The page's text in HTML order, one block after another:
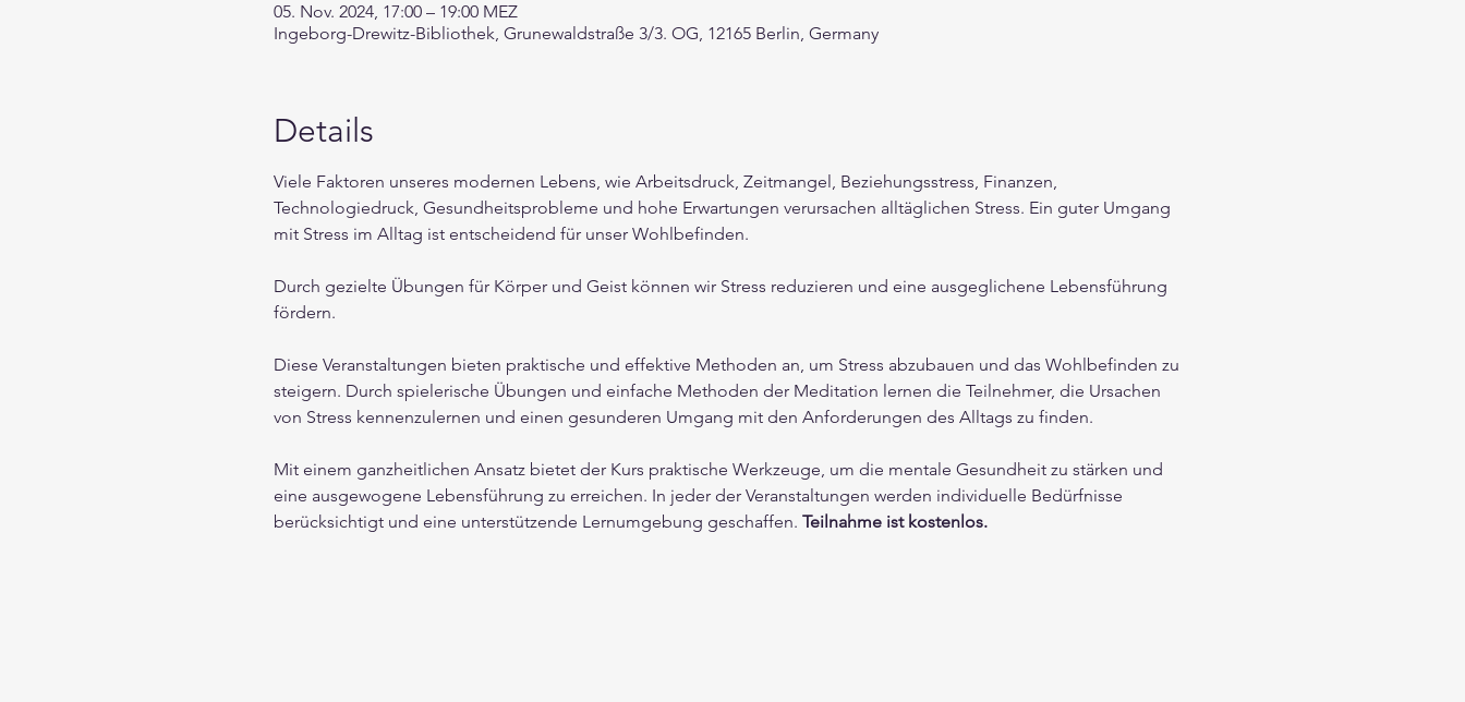
05. Nov. 2024, 17:00 – 19:00 MEZ
Ingeborg-Drewitz-Bibliothek, Grunewaldstraße 3/3. OG, 12165 Berlin, Germany
Details
Viele Faktoren unseres modernen Lebens, wie Arbeitsdruck, Zeitmangel, Beziehungsstress, Finanzen,
Technologiedruck, Gesundheitsprobleme und hohe Erwartungen verursachen alltäglichen Stress. Ein guter Umgang
mit Stress im Alltag ist entscheidend für unser Wohlbefinden.
Durch gezielte Übungen für Körper und Geist können wir Stress reduzieren und eine ausgeglichene Lebensführung
fördern.
Diese Veranstaltungen bieten praktische und effektive Methoden an, um Stress abzubauen und das Wohlbefinden zu
steigern. Durch spielerische Übungen und einfache Methoden der Meditation lernen die Teilnehmer, die Ursachen
von Stress kennenzulernen und einen gesunderen Umgang mit den Anforderungen des Alltags zu finden.
Mit einem ganzheitlichen Ansatz bietet der Kurs praktische Werkzeuge, um die mentale Gesundheit zu stärken und
eine ausgewogene Lebensführung zu erreichen. In jeder der Veranstaltungen werden individuelle Bedürfnisse
berücksichtigt und eine unterstützende Lernumgebung geschaffen. Teilnahme ist kostenlos.